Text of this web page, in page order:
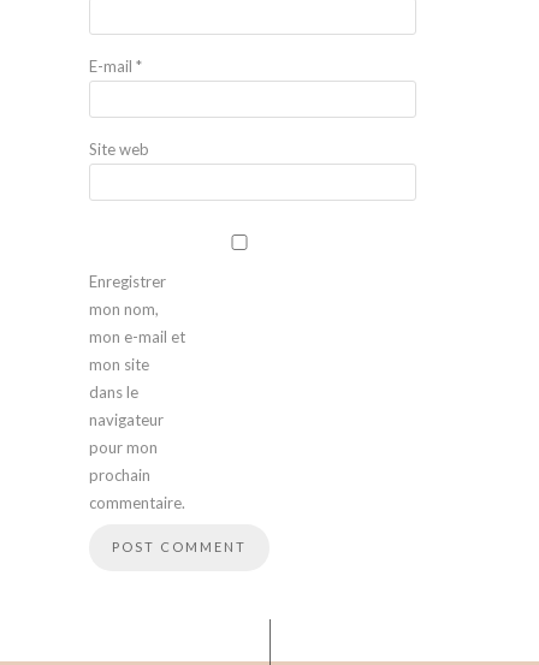
E-mail *
Site web
Enregistrer
mon nom,
mon e-mail et
mon site
dans le
navigateur
pour mon
prochain
commentaire.